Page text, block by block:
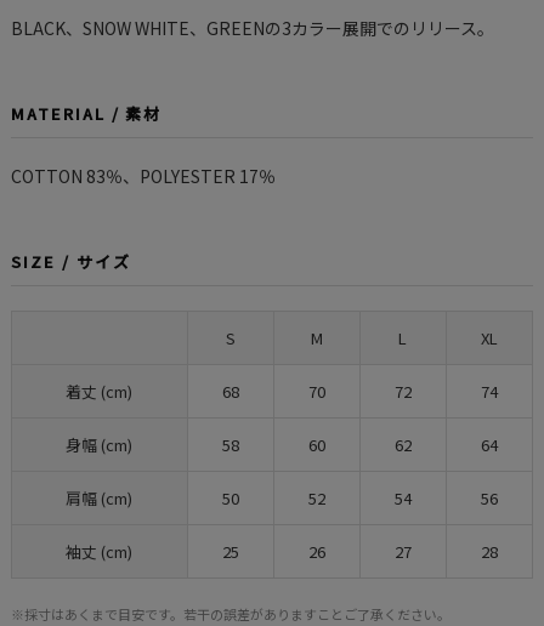
BLACK、SNOW WHITE、GREENの3カラー展開でのリリース。
MATERIAL / 素材
COTTON 83％、POLYESTER 17％
SIZE / サイズ
S M L XL
着丈 (cm) 68 70 72 74
身幅 (cm) 58 60 62 64
肩幅 (cm) 50 52 54 56
袖丈 (cm) 25 26 27 28
※採寸はあくまで目安です。若干の誤差がありますことご了承ください。